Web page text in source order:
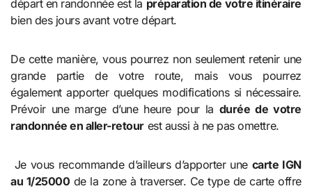
départ en randonnée est la préparation de votre itinéraire
bien des jours avant votre départ.
De cette manière, vous pourrez non seulement retenir une
grande partie de votre route, mais vous pourrez
également apporter quelques modifications si nécessaire.
Prévoir une marge d’une heure pour la durée de votre
randonnée en aller-retour est aussi à ne pas omettre.
Je vous recommande d’ailleurs d’apporter une carte IGN
au 1/25000 de la zone à traverser. Ce type de carte offre